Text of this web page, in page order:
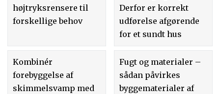
højtryksrensere til
forskellige behov
Derfor er korrekt
udførelse afgørende
for et sundt hus
Kombinér
forebyggelse af
skimmelsvamp med
Fugt og materialer –
sådan påvirkes
byggematerialer af